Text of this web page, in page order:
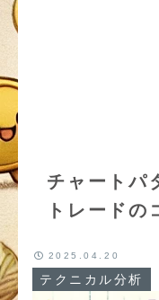
チャートパ
トレードの
テクニカル分析
2025.04.20